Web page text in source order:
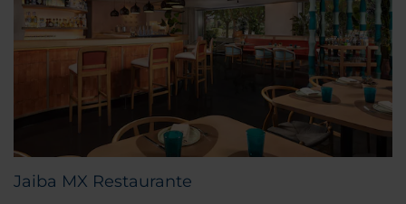
Jaiba MX Restaurante